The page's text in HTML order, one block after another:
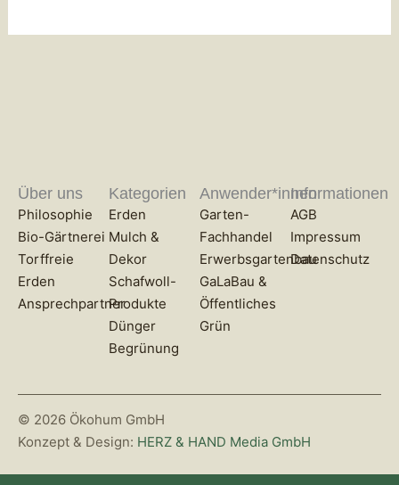
Über uns
Philosophie
Bio-Gärtnerei
Torffreie
Erden
Ansprechpartner
Kategorien
Erden
Mulch &
Dekor
Schafwoll-
Produkte
Dünger
Begrünung
Anwender*innen
Garten-
Fachhandel
Erwerbsgartenbau
GaLaBau &
Öffentliches
Grün
Informationen
AGB
Impressum
Datenschutz
© 2026 Ökohum GmbH
Konzept & Design: HERZ & HAND Media GmbH